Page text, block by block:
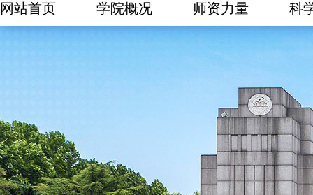
网站首页 学院概况 师资力量 科